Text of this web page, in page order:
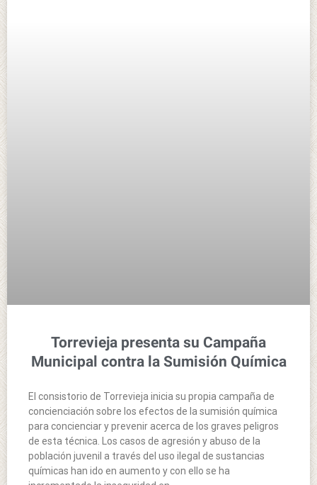
Torrevieja presenta su Campaña
Municipal contra la Sumisión Química
El consistorio de Torrevieja inicia su propia campaña de
concienciación sobre los efectos de la sumisión química
para concienciar y prevenir acerca de los graves peligros
de esta técnica. Los casos de agresión y abuso de la
población juvenil a través del uso ilegal de sustancias
químicas han ido en aumento y con ello se ha